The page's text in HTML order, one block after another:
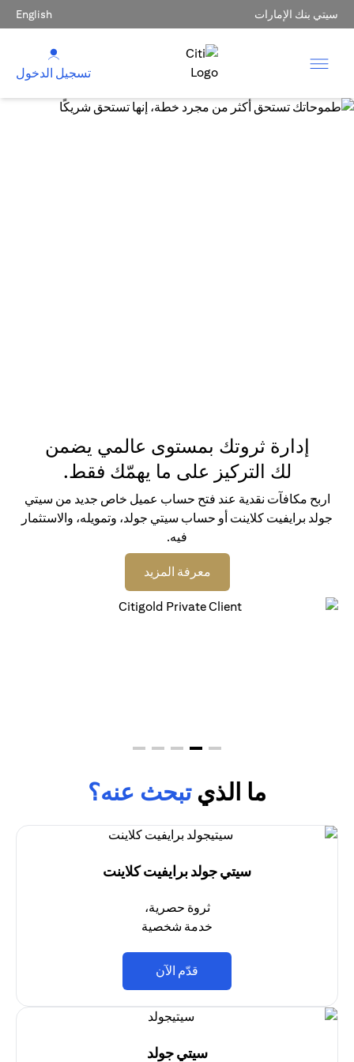
سيتي بنك الإمارات English
تسجيل الدخول
إدارة ثروتك بمستوى عالمي يضمن
لك التركيز على ما يهمّك فقط.
اربح مكافآت نقدية عند فتح حساب عميل خاص جديد من سيتي
جولد برايفيت كلاينت أو حساب سيتي جولد، وتمويله، والاستثمار
فيه.
معرفة المزيد
ما الذيتبحث عنه؟
سيتي جولد برايفيت كلاينت
ثروة حصرية،
خدمة شخصية
قدّم الآن
سيتي جولد